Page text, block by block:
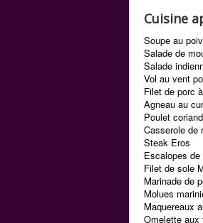
Cuisine
Soupe au
Salade de
Salade
Vol au vent
Filet de porc
Agneau au
Poulet
Casserole de
Steak Eros
Escalopes
Filet de sole
Marinade de
Molues
Maquereaux
Omelette aux